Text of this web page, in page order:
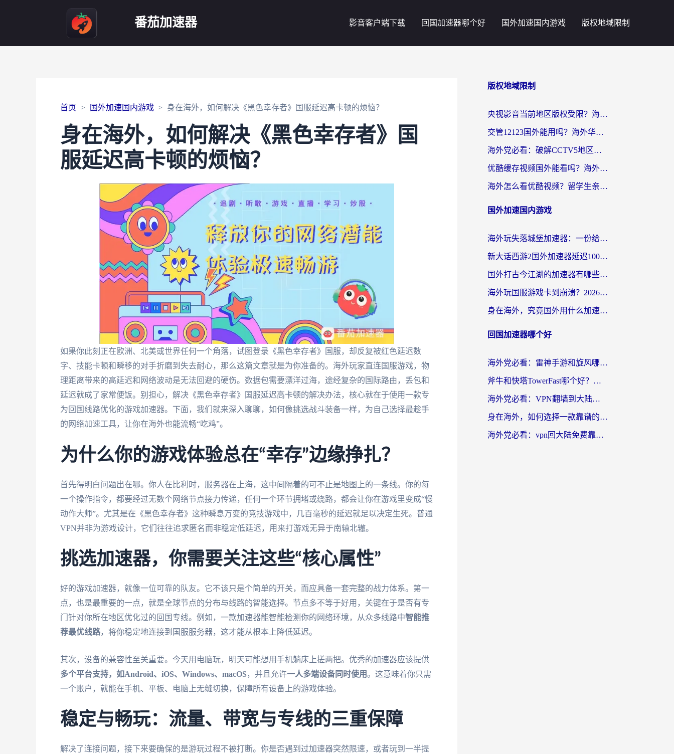
番茄加速器 影音客户端下载 回国加速器哪个好 国外加速国内游戏 版权地域限制
首页 国外加速国内游戏 身在海外，如何解决《黑色幸存者》国服延迟高卡顿的烦恼？
身在海外，如何解决《黑色幸存者》国
服延迟高卡顿的烦恼？
如果你此刻正在欧洲、北美或世界任何一个角落，试图登录《黑色幸存者》国服，却反复被红色延迟数
字、技能卡顿和瞬移的对手折磨到失去耐心，那么这篇文章就是为你准备的。海外玩家直连国服游戏，物
理距离带来的高延迟和网络波动是无法回避的硬伤。数据包需要漂洋过海，途经复杂的国际路由，丢包和
延迟就成了家常便饭。别担心，解决《黑色幸存者》国服延迟高卡顿的解决办法，核心就在于使用一款专
为回国线路优化的游戏加速器。下面，我们就来深入聊聊，如何像挑选战斗装备一样，为自己选择最趁手
的网络加速工具，让你在海外也能流畅“吃鸡”。
为什么你的游戏体验总在“幸存”边缘挣扎？
首先得明白问题出在哪。你人在比利时，服务器在上海，这中间隔着的可不止是地图上的一条线。你的每
一个操作指令，都要经过无数个网络节点接力传递，任何一个环节拥堵或绕路，都会让你在游戏里变成“慢
动作大师”。尤其是在《黑色幸存者》这种瞬息万变的竞技游戏中，几百毫秒的延迟就足以决定生死。普通
VPN并非为游戏设计，它们往往追求匿名而非稳定低延迟，用来打游戏无异于南辕北辙。
挑选加速器，你需要关注这些“核心属性”
好的游戏加速器，就像一位可靠的队友。它不该只是个简单的开关，而应具备一套完整的战力体系。第一
点，也是最重要的一点，就是全球节点的分布与线路的智能选择。节点多不等于好用，关键在于是否有专
门针对你所在地区优化过的回国专线。例如，一款加速器能智能检测你的网络环境，从众多线路中智能推
荐最优线路，将你稳定地连接到国服服务器，这才能从根本上降低延迟。
其次，设备的兼容性至关重要。今天用电脑玩，明天可能想用手机躺床上搓两把。优秀的加速器应该提供
多个平台支持，如Android、iOS、Windows、macOS，并且允许一人多端设备同时使用。这意味着你只需
一个账户，就能在手机、平板、电脑上无缝切换，保障所有设备上的游戏体验。
稳定与畅玩：流量、带宽与专线的三重保障
解决了连接问题，接下来要确保的是游玩过程不被打断。你是否遇到过加速器突然限速，或者玩到一半提
版权地域限制
央视影音当前地区版权受限？海外党追剧看片的终极解决方案来了
交管12123国外能用吗？海外华人亲测有效的回国加速器选择指南
海外党必看：破解CCTV5地区限制，这样看欧洲杯奥运直播才够爽！
优酷缓存视频国外能看吗？海外党追剧看片的终极解决方案来了
海外怎么看优酷视频？留学生亲测有效的回国加速器选择指南
国外加速国内游戏
海外玩失落城堡加速器：一份给漂泊玩家的网络自救指南
新大话西游2国外加速器延迟100以下怎么办？海外党实测有效的低延迟指南
国外打古今江湖的加速器有哪些游戏？一个海外玩家的终极选择指南
海外玩国服游戏卡到崩溃？2026加速器免费推荐+实用指南（亲测有效）
身在海外，究竟国外用什么加速器打wow好？
回国加速器哪个好
海外党必看：雷神手游和旋风哪个好？3分钟选对回国加速器，无缝刷国内剧玩游戏
斧牛和快塔TowerFast哪个好？海外党如何选对回国加速器
海外党必看：VPN翻墙到大陆的实用指南——从看CCTV5到选加速器，一篇全搞定
身在海外，如何选择一款靠谱的加速国内网络的加速器？
海外党必看：vpn回大陆免费靠谱吗？3步选对加速器实现无缝刷国内资源